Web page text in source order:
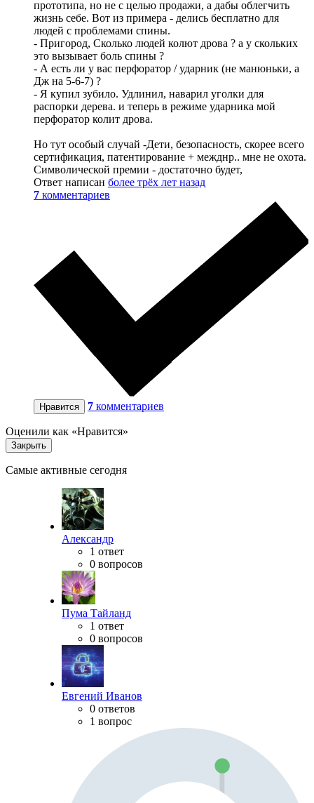
прототипа, но не с целью продажи, а дабы облегчить
жизнь себе. Вот из примера - делись бесплатно для
людей с проблемами спины.
- Пригород, Сколько людей колют дрова ? а у скольких
это вызывает боль спины ?
- А есть ли у вас перфоратор / ударник (не манюньки, а
Дж на 5-6-7) ?
- Я купил зубило. Удлинил, наварил уголки для
распорки дерева. и теперь в режиме ударника мой
перфоратор колит дрова.
Но тут особый случай -Дети, безопасность, скорее всего
сертификация, патентирование + межднр.. мне не охота.
Символической премии - достаточно будет,
Ответ написан более трёх лет назад
7 комментариев
Нравится 7 комментариев
Оценили как «Нравится»
Закрыть
Самые активные сегодня
Александр
1 ответ
0 вопросов
Пума Тайланд
1 ответ
0 вопросов
Евгений Иванов
0 ответов
1 вопрос